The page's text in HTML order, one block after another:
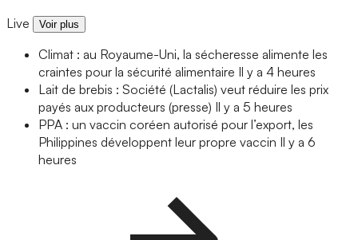
Live Voir plus
Climat : au Royaume-Uni, la sécheresse alimente les
craintes pour la sécurité alimentaire Il y a 4 heures
Lait de brebis : Société (Lactalis) veut réduire les prix
payés aux producteurs (presse) Il y a 5 heures
PPA : un vaccin coréen autorisé pour l’export, les
Philippines développent leur propre vaccin Il y a 6
heures